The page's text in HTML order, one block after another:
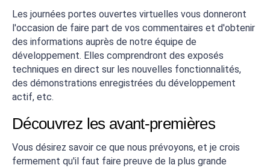
Les journées portes ouvertes virtuelles vous donneront
l'occasion de faire part de vos commentaires et d'obtenir
des informations auprès de notre équipe de
développement. Elles comprendront des exposés
techniques en direct sur les nouvelles fonctionnalités,
des démonstrations enregistrées du développement
actif, etc.
Découvrez les avant-premières
Vous désirez savoir ce que nous prévoyons, et je crois
fermement qu'il faut faire preuve de la plus grande